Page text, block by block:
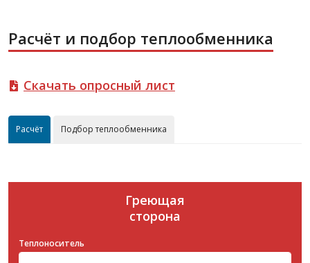
Расчёт и подбор теплообменника
Скачать опросный лист
Расчёт Подбор теплообменника
Греющая
сторона
Теплоноситель